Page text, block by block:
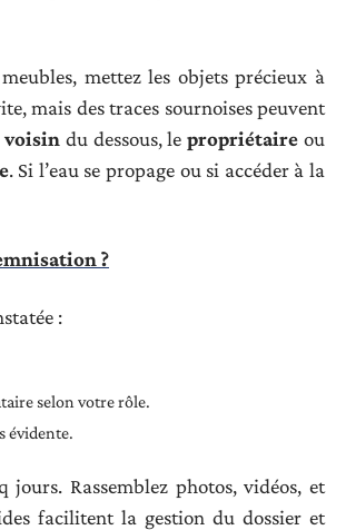
mettez les objets précieux à
mais des traces sournoises peuvent
voisin du dessous, lepropriétaire ou
. Si l’eau se propage ou si accéder à la
?
:
selon votre rôle.
évidente.
Rassemblez photos, vidéos, et
facilitent la gestion du dossier et